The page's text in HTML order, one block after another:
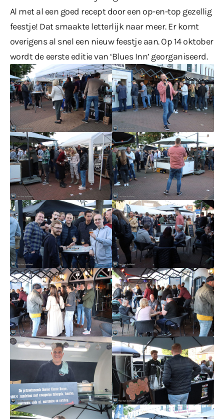
Al met al een goed recept door een op-en-top gezellig
feestje! Dat smaakte letterlijk naar meer. Er komt
overigens al snel een nieuw feestje aan. Op 14 oktober
wordt de eerste editie van ‘Blues Inn’ georganiseerd.